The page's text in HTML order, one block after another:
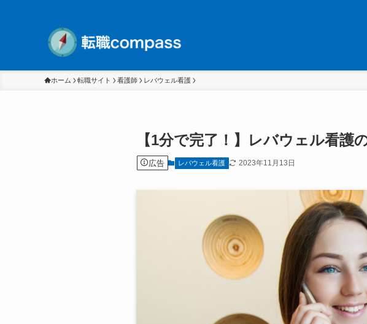
ホーム 転職サイト 看護師 レバウェル看護
【1分で完了！】レバウェル看護
広告 レバウェル看護 2023年11月13日